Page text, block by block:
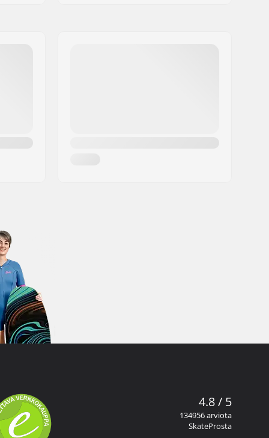
4.8 / 5
134956 arviota
SkateProsta